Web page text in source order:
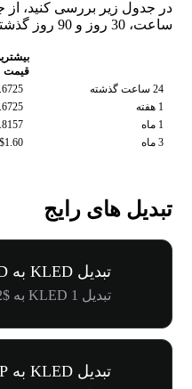
ساعت، 30 روز و 90 روز گذشته.
قیمت
24 ساعت گذشته
1 هفته
1 ماه
3 ماه
تبدیل های رایج
تبدیل KLED به USD
تبدیل 1 KLED به $0.0112
تبدیل KLED به PHP